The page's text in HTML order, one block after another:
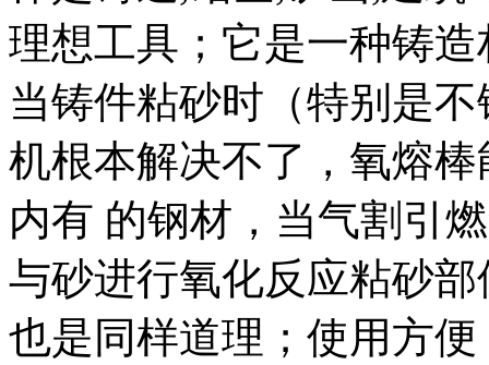
理想工具；它是一种铸
当铸件粘砂时（特别是
机根本解决不了，氧熔
内有 的钢材，当气割引
与砂进行氧化反应粘砂
也是同样道理；使用方